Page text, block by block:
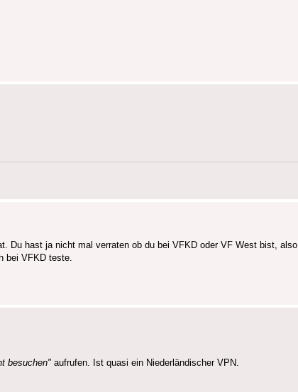
Du hast ja nicht mal verraten ob du bei VFKD oder VF West bist, also
bei VFKD teste.
besuchen" aufrufen. Ist quasi ein Niederländischer VPN.